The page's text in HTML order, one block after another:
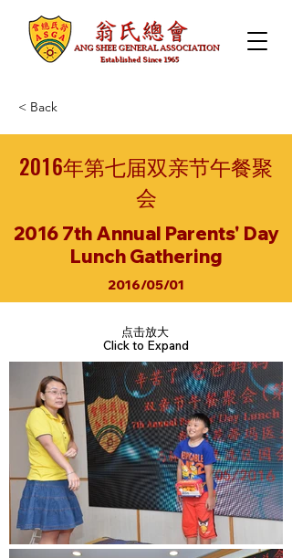
< Back
2016年第七届双亲节午餐聚
会
2016 7th Annual Parents' Day
Lunch Gathering
2016/05/01
点击放大
Click to Expand